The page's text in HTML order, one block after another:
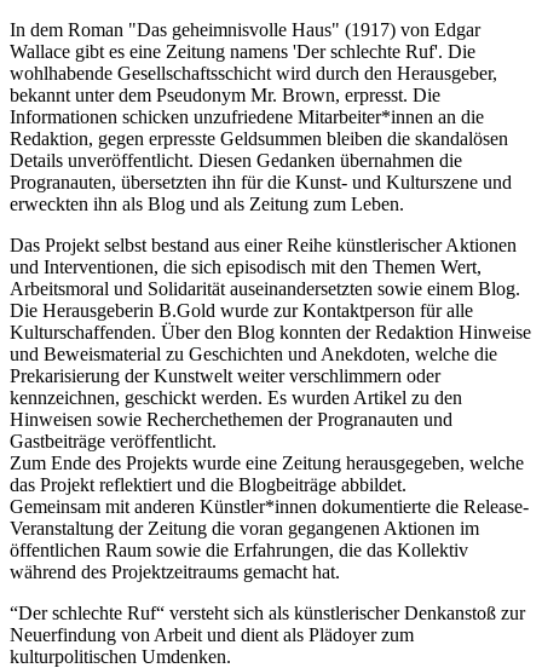
In dem Roman "Das geheimnisvolle Haus" (1917) von Edgar
Wallace gibt es eine Zeitung namens 'Der schlechte Ruf'. Die
wohlhabende Gesellschaftsschicht wird durch den Herausgeber,
bekannt unter dem Pseudonym Mr. Brown, erpresst. Die
Informationen schicken unzufriedene Mitarbeiter*innen an die
Redaktion, gegen erpresste Geldsummen bleiben die skandalösen
Details unveröffentlicht. Diesen Gedanken übernahmen die
Progranauten, übersetzten ihn für die Kunst- und Kulturszene und
erweckten ihn als Blog und als Zeitung zum Leben.
Das Projekt selbst bestand aus einer Reihe künstlerischer Aktionen
und Interventionen, die sich episodisch mit den Themen Wert,
Arbeitsmoral und Solidarität auseinandersetzten sowie einem Blog.
Die Herausgeberin B.Gold wurde zur Kontaktperson für alle
Kulturschaffenden. Über den Blog konnten der Redaktion Hinweise
und Beweismaterial zu Geschichten und Anekdoten, welche die
Prekarisierung der Kunstwelt weiter verschlimmern oder
kennzeichnen, geschickt werden. Es wurden Artikel zu den
Hinweisen sowie Recherchethemen der Progranauten und
Gastbeiträge veröffentlicht.
Zum Ende des Projekts wurde eine Zeitung herausgegeben, welche
das Projekt reflektiert und die Blogbeiträge abbildet.
Gemeinsam mit anderen Künstler*innen dokumentierte die Release-
Veranstaltung der Zeitung die voran gegangenen Aktionen im
öffentlichen Raum sowie die Erfahrungen, die das Kollektiv
während des Projektzeitraums gemacht hat.
“Der schlechte Ruf“ versteht sich als künstlerischer Denkanstoß zur
Neuerfindung von Arbeit und dient als Plädoyer zum
kulturpolitischen Umdenken.